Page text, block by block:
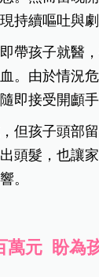
持續嘔吐與劇
帶孩子就醫
。由於情況
即接受開顱手
但孩子頭部
頭髮，也讓
。
萬元 盼為